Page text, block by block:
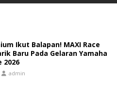
Ikut Balapan! MAXI Race
Baru Pada Gelaran Yamaha
2026
admin